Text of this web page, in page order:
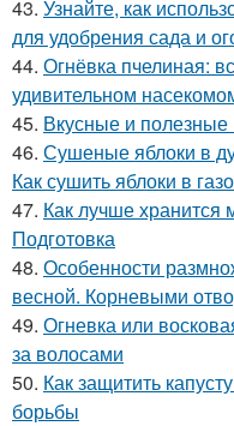
43. Узнайте, как
для удобрения сада и
44. Огнёвка пчелиная:
удивительном
45. Вкусные и полезные
46. Сушеные яблоки в
Как сушить яблоки в
47. Как лучше хранится
Подготовка
48. Особенности
весной. Корневыми
49. Огневка или
за волосами
50. Как защитить
борьбы